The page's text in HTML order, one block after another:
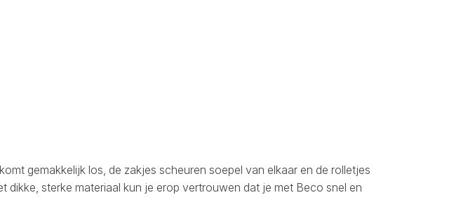
gemakkelijk los, de zakjes scheuren soepel van elkaar en de rolletjes
sterke materiaal kun je erop vertrouwen dat je met Beco snel en